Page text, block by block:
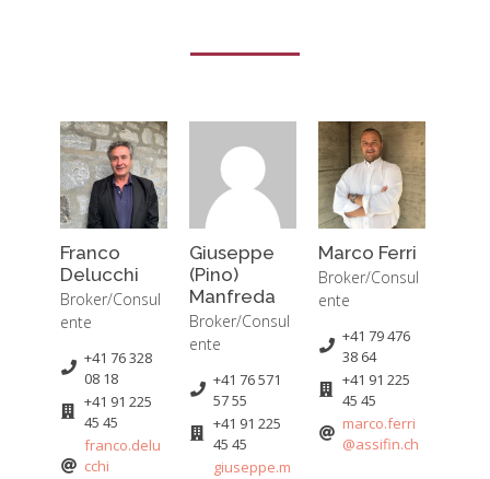
Franco
Delucchi
Broker/Consul
ente
+41 76 328
08 18
+41 91 225
45 45
franco.delu
cchi
Giuseppe
(Pino)
Manfreda
Broker/Consul
ente
+41 76 571
57 55
+41 91 225
45 45
giuseppe.m
Marco Ferri
Broker/Consul
ente
+41 79 476
38 64
+41 91 225
45 45
marco.ferri
@assifin.ch